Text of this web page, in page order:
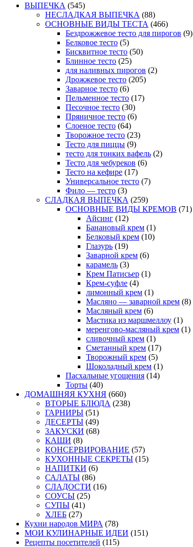
ВЫПЕЧКА (545)
НЕСЛАДКАЯ ВЫПЕЧКА (88)
ОСНОВНЫЕ ВИДЫ ТЕСТА (466)
Бездрожжевое тесто для пирогов (9)
Белковое тесто (5)
Бисквитное тесто (50)
Блинное тесто (25)
для наливных пирогов (2)
Дрожжевое тесто (205)
Заварное тесто (6)
Пельменное тесто (17)
Песочное тесто (30)
Пряничное тесто (6)
Слоеное тесто (64)
Творожное тесто (23)
Тесто для пиццы (9)
тесто для тонких вафель (2)
Тесто для чебуреков (6)
Тесто на кефире (17)
Универсальное тесто (7)
Фило — тесто (3)
СЛАДКАЯ ВЫПЕЧКА (259)
ОСНОВНЫЕ ВИДЫ КРЕМОВ (71)
Айсинг (12)
Банановый крем (1)
Белковый крем (10)
Глазурь (19)
Заварной крем (6)
карамель (3)
Крем Патисьер (1)
Крем-суфле (4)
лимонный крем (1)
Масляно — заварной крем (8)
Масляный крем (6)
Мастика из маршмеллоу (1)
меренгово-масляный крем (1)
сливочный крем (1)
Сметанный крем (17)
Творожный крем (5)
Шоколадный крем (1)
Пасхальные угощения (14)
Торты (40)
ДОМАШНЯЯ КУХНЯ (660)
ВТОРЫЕ БЛЮДА (238)
ГАРНИРЫ (51)
ДЕСЕРТЫ (49)
ЗАКУСКИ (68)
КАШИ (8)
КОНСЕРВИРОВАНИЕ (57)
КУХОННЫЕ СЕКРЕТЫ (15)
НАПИТКИ (6)
САЛАТЫ (86)
СЛАДОСТИ (16)
СОУСЫ (25)
СУПЫ (41)
ХЛЕБ (27)
Кухни народов МИРА (78)
МОИ КУЛИНАРНЫЕ ИДЕИ (151)
Рецепты посетителей (115)